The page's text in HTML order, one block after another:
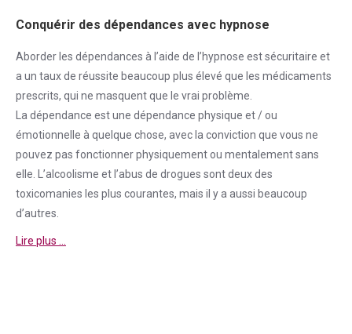
Conquérir des dépendances avec hypnose
Aborder les dépendances à l’aide de l’hypnose est sécuritaire et
a un taux de réussite beaucoup plus élevé que les médicaments
prescrits, qui ne masquent que le vrai problème.
La dépendance est une dépendance physique et / ou
émotionnelle à quelque chose, avec la conviction que vous ne
pouvez pas fonctionner physiquement ou mentalement sans
elle. L’alcoolisme et l’abus de drogues sont deux des
toxicomanies les plus courantes, mais il y a aussi beaucoup
d’autres.
Lire plus …